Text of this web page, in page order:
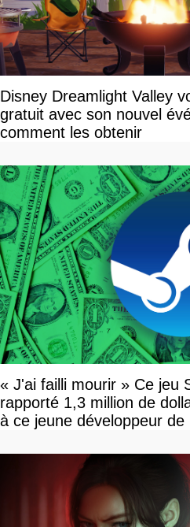
Disney Dreamlight Valley
gratuit avec son nouvel
comment les obtenir
« J'ai failli mourir » Ce jeu
rapporté 1,3 million de
à ce jeune développeur